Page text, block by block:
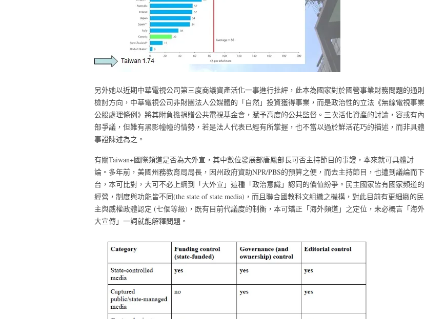
另外她以近期中華電視公司第三度商議資產活化一事進行批評，此本為國家對於國營事業財務問題的通則
檢討方向，中華電視公司非財團法人公媒體的「自然」投資獲得事業，而是政治性的立法《無線電視事業
公股處理條例》將其附負擔捐贈公共電視基金會，賦予高度的公共監督。三次活化資產的討論，容或有內
部爭議，但難有黑影幢幢的情勢，若是法人代表已經有所掌握，也不當以過於鮮活花巧的描述，而非具體
事證陳述為之。
有關Taiwan+國際頻道是否為大外宣，其中數位發展部唐鳳部長可否主持節目的事證，本來就可具體討
論。多年前，美國州務教育局局長，因州政府資助NPR/PBS的預算之便，而去主持節目，也遭到議論而下
台，本可比對，大可不必上綱到「大外宣」這種「政治意識」認同的價值紛爭。民主國家皆有國家頻道的
經營，制度與功能皆不同(the state of state media)，而且聯合國教科文組織之機構，對此目前有更細緻的民
主與威權政體認定 (七個等級)，既有目前代議度的制衡，本可矯正「海外頻道」之定位，未必概言「海外
大宣傳」一詞就能解釋問題。